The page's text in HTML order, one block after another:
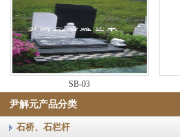
SB-03
尹解元产品分类
石桥、石栏杆